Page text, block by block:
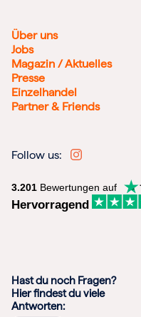
Über uns
Jobs
Magazin / Aktuelles
Presse
Einzelhandel
Partner & Friends
Follow us:
3.201 Bewertungen auf
Hervorragend
Hast du noch Fragen?
Hier findest du viele
Antworten: